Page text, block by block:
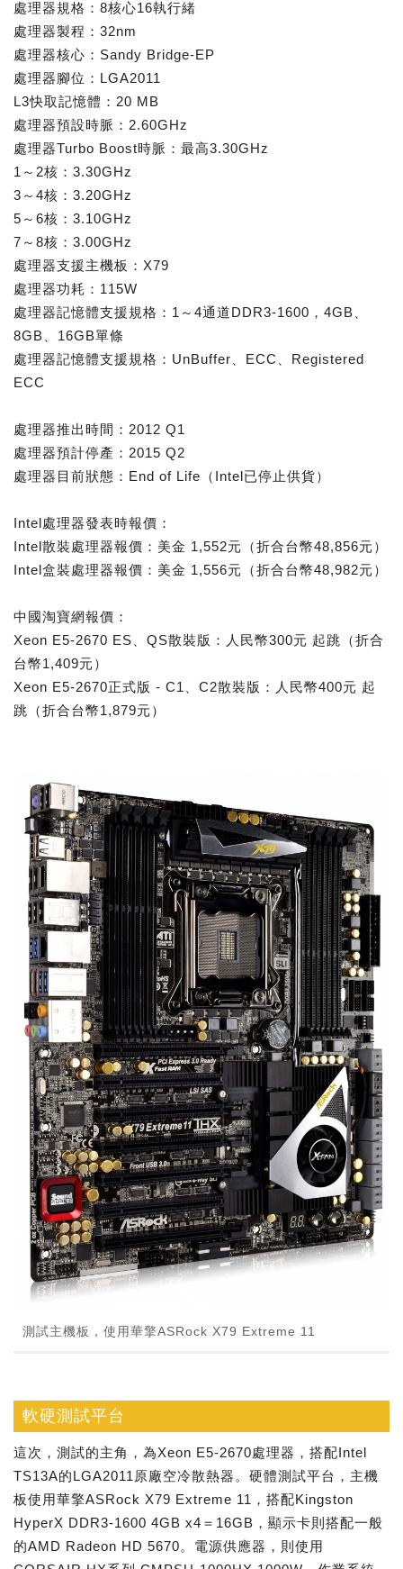
處理器規格：8核心16執行緒
處理器製程：32nm
處理器核心：Sandy Bridge-EP
處理器腳位：LGA2011
L3快取記憶體：20 MB
處理器預設時脈：2.60GHz
處理器Turbo Boost時脈：最高3.30GHz
1～2核：3.30GHz
3～4核：3.20GHz
5～6核：3.10GHz
7～8核：3.00GHz
處理器支援主機板：X79
處理器功耗：115W
處理器記憶體支援規格：1～4通道DDR3-1600，4GB、
8GB、16GB單條
處理器記憶體支援規格：UnBuffer、ECC、Registered
ECC
處理器推出時間：2012 Q1
處理器預計停產：2015 Q2
處理器目前狀態：End of Life（Intel已停止供貨）
Intel處理器發表時報價：
Intel散裝處理器報價：美金 1,552元（折合台幣48,856元）
Intel盒裝處理器報價：美金 1,556元（折合台幣48,982元）
中國淘寶網報價：
Xeon E5-2670 ES、QS散裝版：人民幣300元 起跳（折合
台幣1,409元）
Xeon E5-2670正式版 - C1、C2散裝版：人民幣400元 起
跳（折合台幣1,879元）
測試主機板，使用華擎ASRock X79 Extreme 11
軟硬測試平台
這次，測試的主角，為Xeon E5-2670處理器，搭配Intel
TS13A的LGA2011原廠空冷散熱器。硬體測試平台，主機
板使用華擎ASRock X79 Extreme 11，搭配Kingston
HyperX DDR3-1600 4GB x4＝16GB，顯示卡則搭配一般
的AMD Radeon HD 5670。電源供應器，則使用